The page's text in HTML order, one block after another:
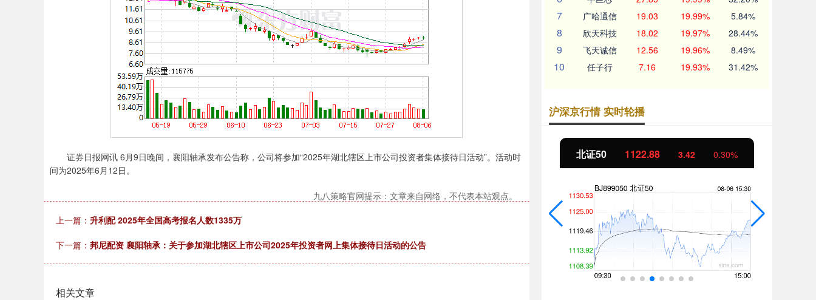
证券日报网讯 6月9日晚间，襄阳轴承发布公告称，公司将参加“2025年湖北辖区上市公司投资者集体接待日活动”。活动时
间为2025年6月12日。
九八策略官网提示：文章来自网络，不代表本站观点。
上一篇： 升利配 2025年全国高考报名人数1335万
下一篇： 邦尼配资 襄阳轴承：关于参加湖北辖区上市公司2025年投资者网上集体接待日活动的公告
相关文章
7 广哈通信 19.03 19.99% 5.84%
8 欣天科技 18.02 19.97% 28.44%
9 飞天诚信 12.56 19.96% 8.49%
10 任子行 7.16 19.93% 31.42%
沪深京行情 实时轮播
深证成指 14110.12 -34.08 -0.24% 沪深300 4651.31 -6.85 -0.15% 北证50 1122.88 3.42 0.30%